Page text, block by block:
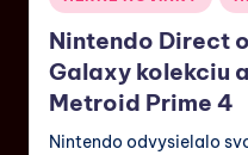
Nintendo Direct
Galaxy kolekciu
Metroid Prime 4
Nintendo odvysielalo